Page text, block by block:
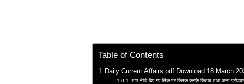
Table of Contents
Daily Current Affairs pdf Download 18 March
आप नीचे दिए गए लिंक पर क्लिक करके किताब तथा अन्य